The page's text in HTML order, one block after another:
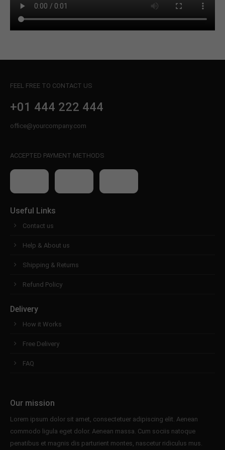
About us
parturient montes, nascetur ridiculus mus. Donec
FEEL FREE TO CONTACT US
+01 444 222 444
office@yourcompany.com
ACCEPTED PAYMENT METHODS
Useful Links
Contact us
Help & About us
Shipping & Returns
Refund Policy
Delivery
How it Works
Free Delivery
FAQ
Our mission
Lorem ipsum dolor sit amet, consectetuer adipiscing elit. Aenean
commodo ligula eget dolor. Aenean massa. Cum sociis natoque
penatibus et magnis dis parturient montes, nascetur ridiculus mus.